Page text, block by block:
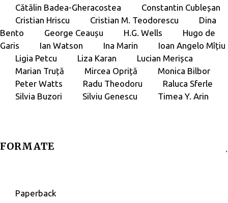
Cătălin Badea-Gheracostea
Constantin Cubleșan
Cristian Hriscu
Cristian M. Teodorescu
Dina
Bento
George Ceaușu H.G. Wells
Hugo de
Garis
Ian Watson Ina Marin
Ioan Angelo Mîțiu
Ligia Petcu
Liza Karan
Lucian Merișca
Marian Truță
Mircea Opriță
Monica Bilbor
Peter Watts
Radu Theodoru
Raluca Sferle
Silvia Buzori
Silviu Genescu Timea Y. Arin
FORMATE
Paperback